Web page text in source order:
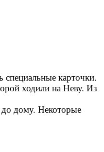
карточки.
ходили на Неву. Из
до дому. Некоторые